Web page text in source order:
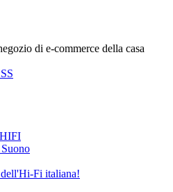
di e-commerce della casa
Fi italiana!